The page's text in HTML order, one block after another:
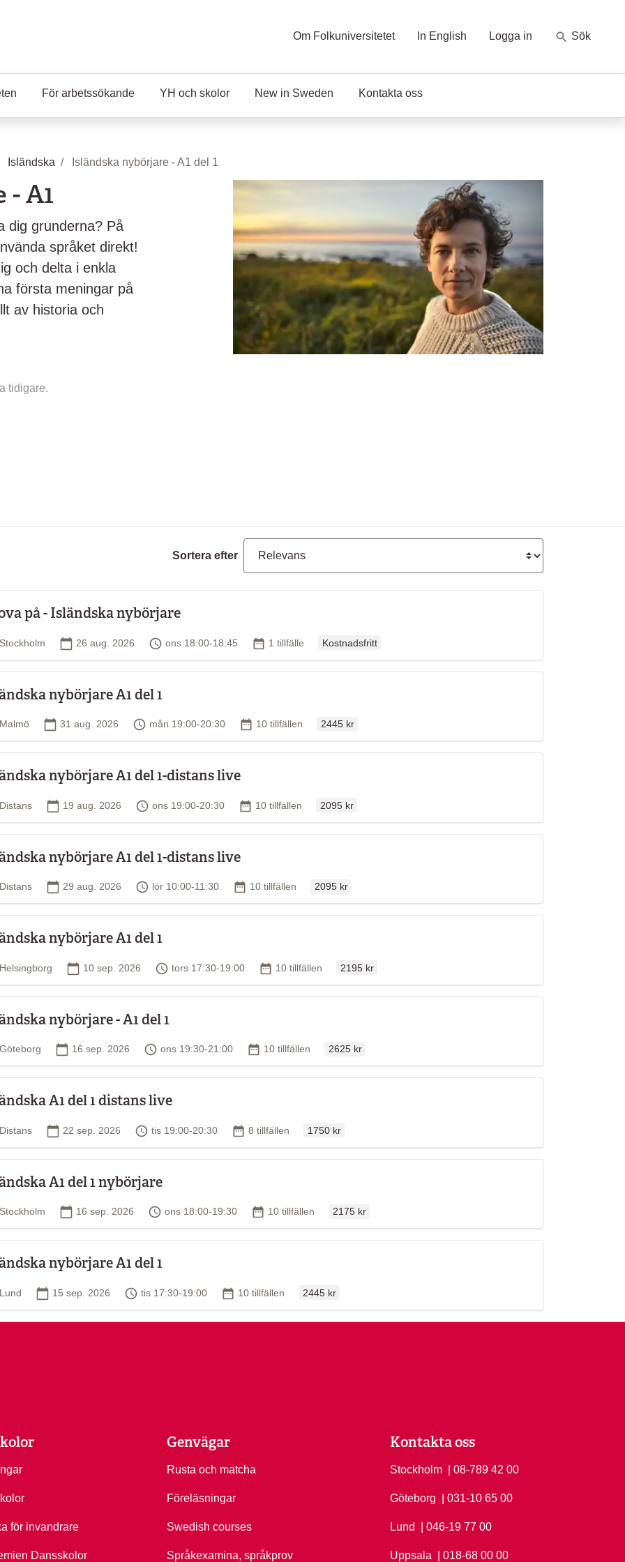
Om Folkuniversitetet In English Logga in Sök
För arbetssökande YH och skolor New in Sweden Kontakta oss
Isländska Isländska nybörjare - A1 del 1
A1
dig grunderna? På
språket direkt!
och delta i enkla
första meningar på
av historia och
tidigare.
och fokus ligger på
Räkna med några
om vilken bok du ska
med kallelsen till kursen.
kunskaper.
pedagogiska
Sortera efter
på - Isländska nybörjare
Plats
Stockholm Startdatum
26 aug. 2026 Tid
ons 18:00-18:45 Antal tillfällen
1 tillfälle Kostnadsfritt
nybörjare A1 del 1
Plats
Malmö Startdatum
31 aug. 2026 Tid
mån 19:00-20:30 Antal tillfällen
10 tillfällen 2445 kr
nybörjare A1 del 1-distans live
Plats
Distans Startdatum
19 aug. 2026 Tid
ons 19:00-20:30 Antal tillfällen
10 tillfällen 2095 kr
nybörjare A1 del 1-distans live
Plats
Distans Startdatum
29 aug. 2026 Tid
lör 10:00-11:30 Antal tillfällen
10 tillfällen 2095 kr
nybörjare A1 del 1
Plats
Helsingborg Startdatum
10 sep. 2026 Tid
tors 17:30-19:00 Antal tillfällen
10 tillfällen 2195 kr
nybörjare - A1 del 1
Plats
Göteborg Startdatum
16 sep. 2026 Tid
ons 19:30-21:00 Antal tillfällen
10 tillfällen 2625 kr
A1 del 1 distans live
Plats
Distans Startdatum
22 sep. 2026 Tid
tis 19:00-20:30 Antal tillfällen
8 tillfällen 1750 kr
A1 del 1 nybörjare
Plats
Stockholm Startdatum
16 sep. 2026 Tid
ons 18:00-19:30 Antal tillfällen
10 tillfällen 2175 kr
nybörjare A1 del 1
Plats
Lund Startdatum
15 sep. 2026 Tid
tis 17:30-19:00 Antal tillfällen
10 tillfällen 2445 kr
för invandrare
Dansskolor
Genvägar
Rusta och matcha
Föreläsningar
Swedish courses
Språkexamina, språkprov
Kontakta oss
Stockholm Ring Stockholm på
| 08-789 42 00
Göteborg Ring Göteborg på
| 031-10 65 00
Lund Ring Lund på
| 046-19 77 00
Uppsala Ring Uppsala på
| 018-68 00 00